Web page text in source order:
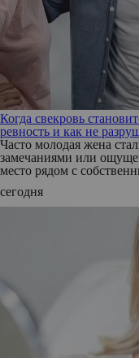
Когда свекровь
ревность и как не
Часто молодая жена
замечаниями или
место рядом с
сегодня